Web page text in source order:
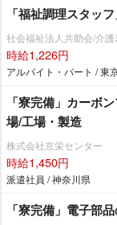
「福祉調理スタッ
社会福祉法人共助会/介
時給1,226円
アルバイト・パート / 東
「寮完備」カーボ
場/工場・製造
株式会社京栄センター
時給1,450円
派遣社員 / 神奈川県
「寮完備」電子部